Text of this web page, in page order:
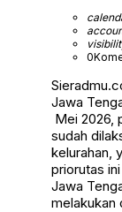
0
Jawa
Mei 2026,
sudah
kelurahan,
priorutas
Jawa